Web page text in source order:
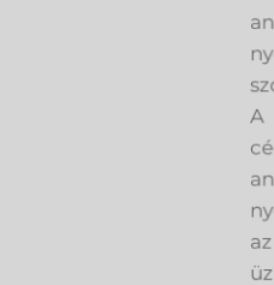
A
az